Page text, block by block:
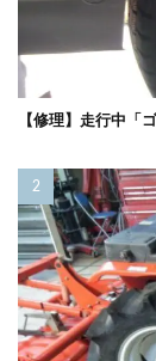
【修理】走行中「